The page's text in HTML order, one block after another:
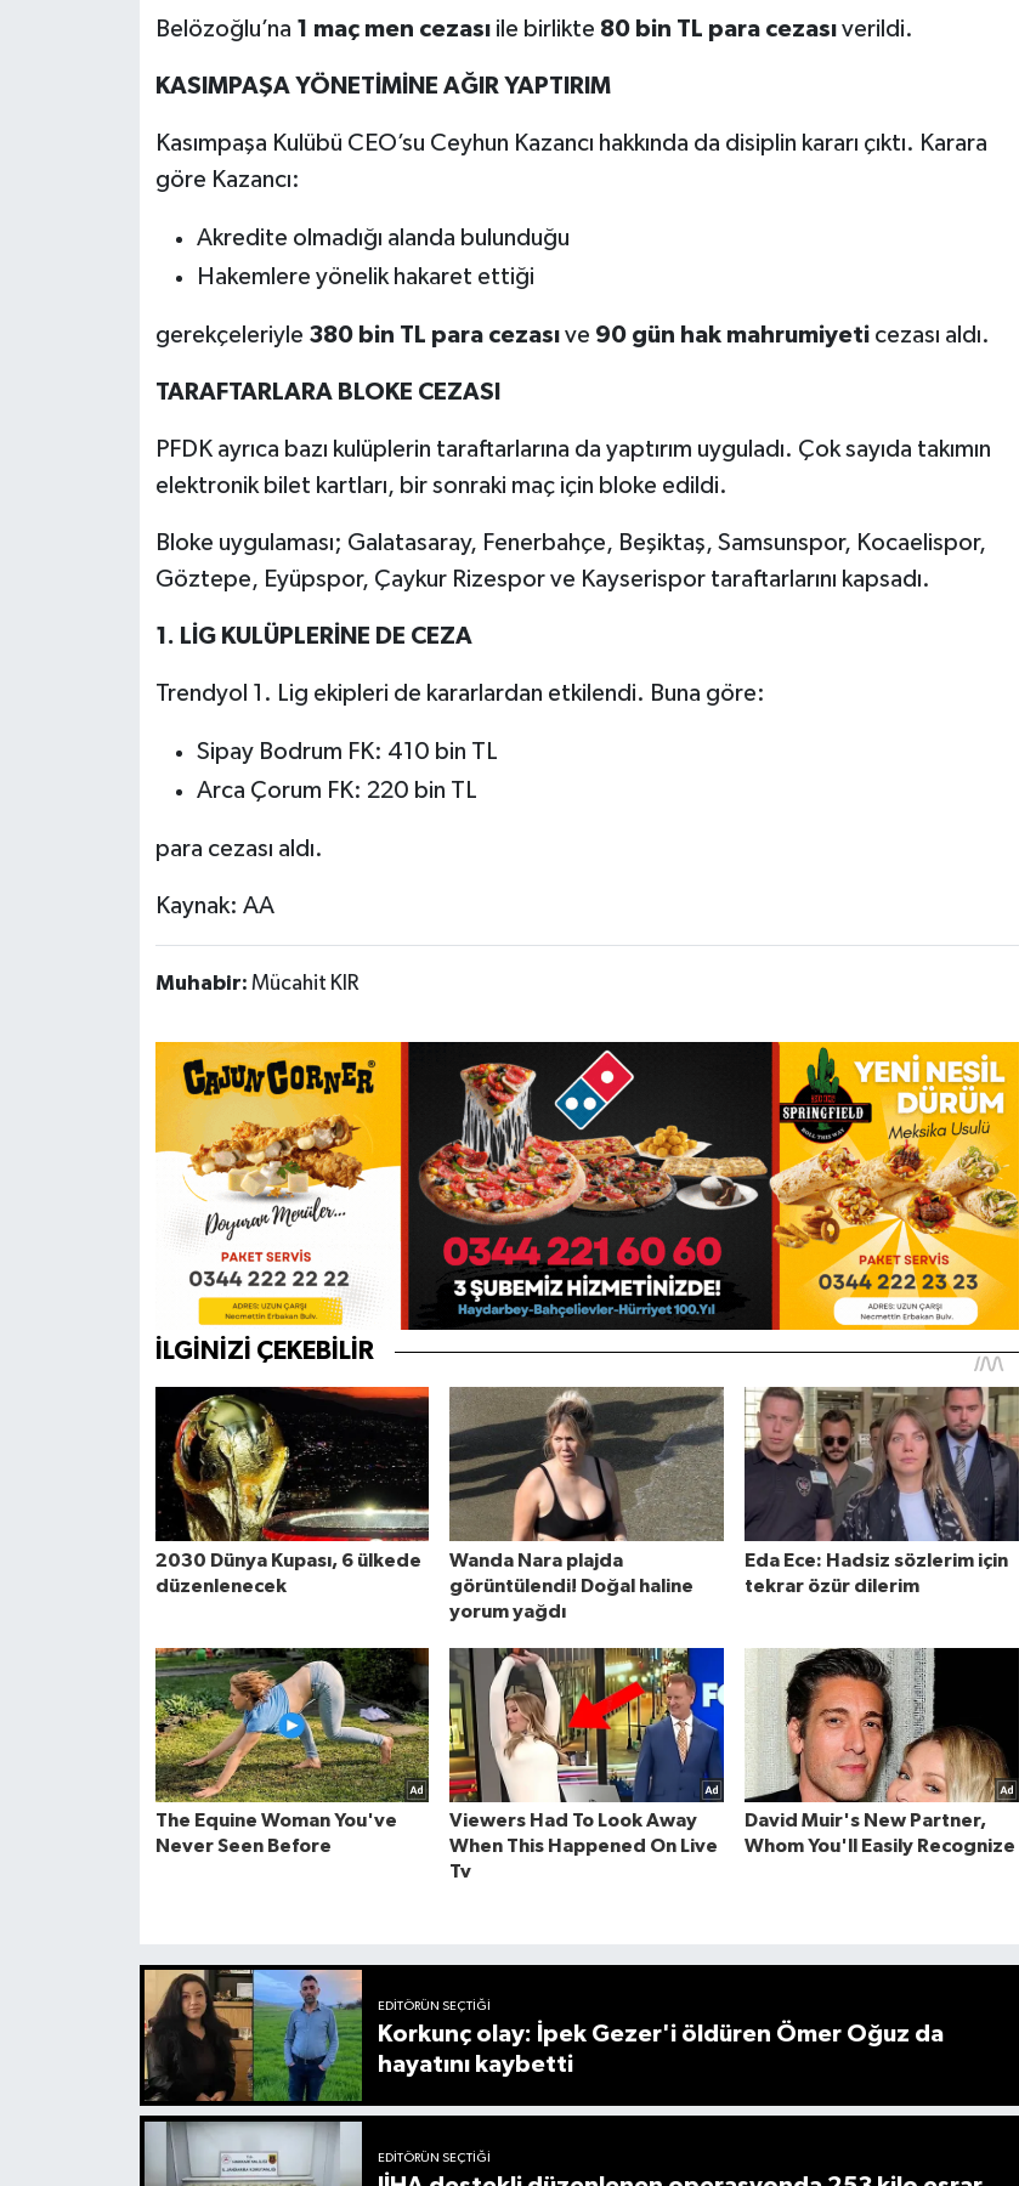
Belözoğlu’na 1 maç men cezasıile birlikte 80 bin TL para cezasıverildi.
KASIMPAŞA YÖNETİMİNE AĞIR YAPTIRIM
Kasımpaşa Kulübü CEO’su Ceyhun Kazancı hakkında da disiplin kararı çıktı. Karara
göre Kazancı:
Akredite olmadığı alanda bulunduğu
Hakemlere yönelik hakaret ettiği
gerekçeleriyle 380 bin TL para cezasıve 90 gün hak mahrumiyeticezası aldı.
TARAFTARLARA BLOKE CEZASI
PFDK ayrıca bazı kulüplerin taraftarlarına da yaptırım uyguladı. Çok sayıda takımın
elektronik bilet kartları, bir sonraki maç için bloke edildi.
Bloke uygulaması; Galatasaray, Fenerbahçe, Beşiktaş, Samsunspor, Kocaelispor,
Göztepe, Eyüpspor, Çaykur Rizespor ve Kayserispor taraftarlarını kapsadı.
1. LİG KULÜPLERİNE DE CEZA
Trendyol 1. Lig ekipleri de kararlardan etkilendi. Buna göre:
Sipay Bodrum FK: 410 bin TL
Arca Çorum FK: 220 bin TL
para cezası aldı.
Kaynak: AA
Muhabir: Mücahit KIR
EDITÖRÜN SEÇTIĞI
Korkunç olay: İpek Gezer'i öldüren Ömer Oğuz da
hayatını kaybetti
EDITÖRÜN SEÇTIĞI